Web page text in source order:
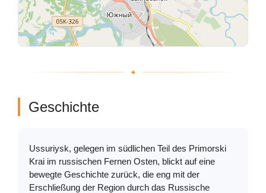
Geschichte
Ussuriysk, gelegen im südlichen Teil des Primorski
Krai im russischen Fernen Osten, blickt auf eine
bewegte Geschichte zurück, die eng mit der
Erschließung der Region durch das Russische